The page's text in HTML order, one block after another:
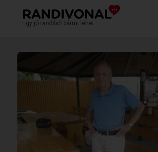
Egy jó randiból bármi lehet.